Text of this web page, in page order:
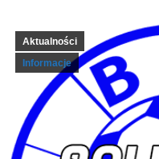
Aktualności
Informacje